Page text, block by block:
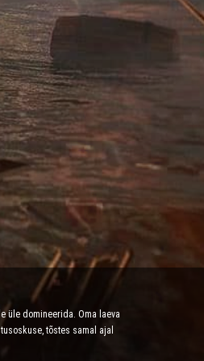
üle domineerida. Oma laeva
tõstes samal ajal